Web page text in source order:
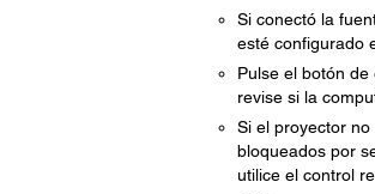
Si conectó la
esté configurado
Pulse el botón
revise si la
Si el proyector
bloqueados por
utilice el control